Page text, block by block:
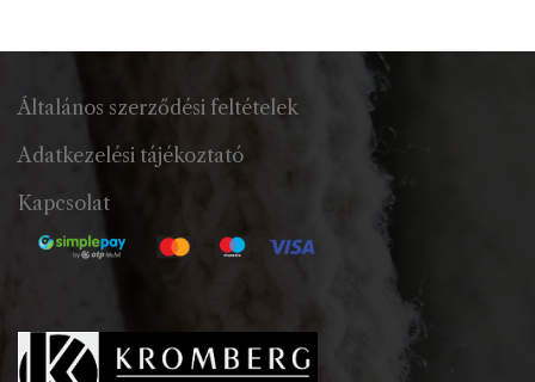
Általános szerződési feltételek
Adatkezelési tájékoztató
Kapcsolat